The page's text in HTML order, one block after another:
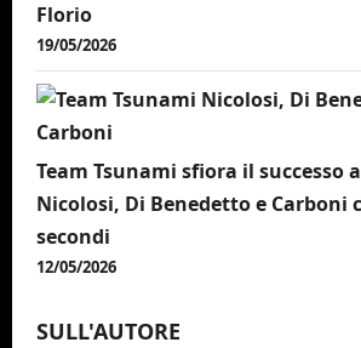
Florio
19/05/2026
Team Tsunami sfiora il successo
Nicolosi, Di Benedetto e Carboni
secondi
12/05/2026
SULL'AUTORE